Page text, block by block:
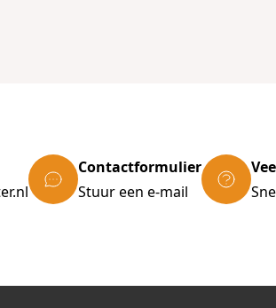
Contactformulier
Stuur een e-mail